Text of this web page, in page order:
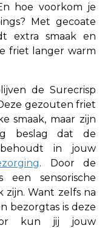
hoe voorkom je
Met gecoate
extra smaak en
friet langer warm
de Surecrisp
gezouten friet
smaak, maar zijn
beslag dat de
in jouw
. Door de
een sensorische
zijn. Want zelfs na
bezorgtas is deze
kun jij jouw